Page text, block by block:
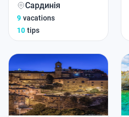
Сардинія
9 vacations
10 tips